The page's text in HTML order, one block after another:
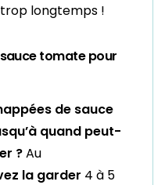
longtemps !
tomate pour
de sauce
quand peut-
?Au
la garder 4 à 5